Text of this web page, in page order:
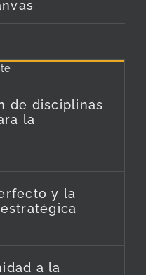
de disciplinas
la
y la
a la